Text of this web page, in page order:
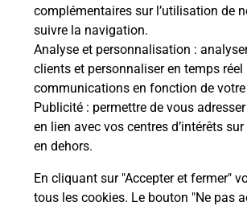
complémentaires sur l’utilisation de
suivre la navigation.
Analyse et personnalisation :
clients et personnaliser en temps
communications en fonction de
Publicité : permettre de vous
en lien avec vos centres d’intérêts
en dehors.
En cliquant sur "Accepter et fermer"
tous les cookies. Le bouton "Ne pas
Envoyer un colis
Vous souhaitez envoyer un colis
FRAGONARD (06130) ? Découvrez
solutions proposées par La Poste.
En savoir plus